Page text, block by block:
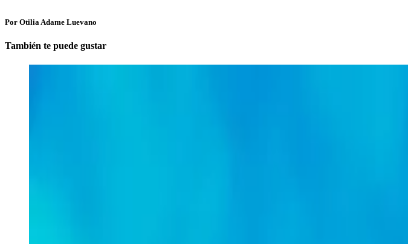
Por Otilia Adame Luevano
También te puede gustar